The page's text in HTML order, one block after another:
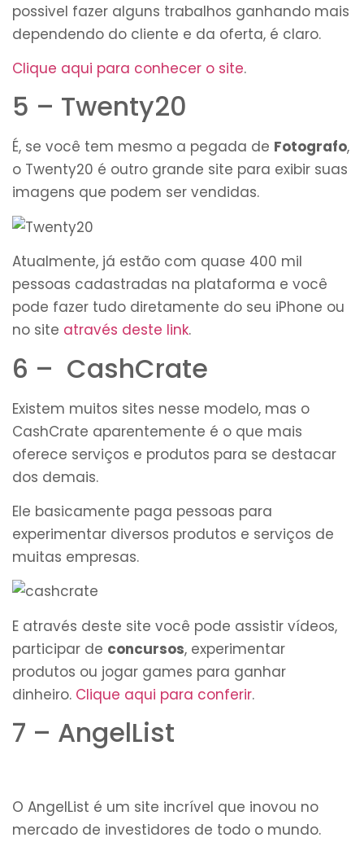
possivel fazer alguns trabalhos ganhando mais
dependendo do cliente e da oferta, é claro.
Clique aqui para conhecer o site.
5 – Twenty20
É, se você tem mesmo a pegada de Fotografo,
o Twenty20 é outro grande site para exibir suas
imagens que podem ser vendidas.
Atualmente, já estão com quase 400 mil
pessoas cadastradas na plataforma e você
pode fazer tudo diretamente do seu iPhone ou
no site através deste link.
6 – CashCrate
Existem muitos sites nesse modelo, mas o
CashCrate aparentemente é o que mais
oferece serviços e produtos para se destacar
dos demais.
Ele basicamente paga pessoas para
experimentar diversos produtos e serviços de
muitas empresas.
E através deste site você pode assistir vídeos,
participar de concursos, experimentar
produtos ou jogar games para ganhar
dinheiro. Clique aqui para conferir.
7 – AngelList
O AngelList é um site incrível que inovou no
mercado de investidores de todo o mundo.